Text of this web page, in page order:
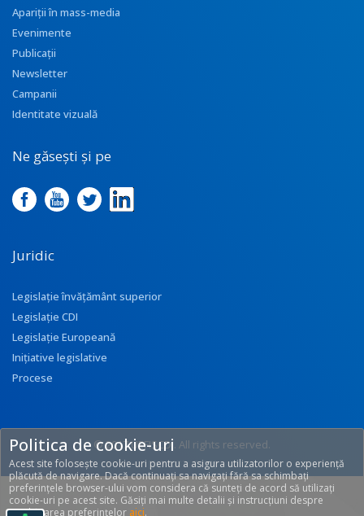
Apariţii în mass-media
Evenimente
Publicații
Newsletter
Campanii
Identitate vizuală
Ne găsești și pe
Juridic
Legislație învățământ superior
Legislație CDI
Legislație Europeană
Inițiative legislative
Procese
© 2017 UEFISCDI. All rights reserved.
[T: 0.3233, O: 92]
Politica de cookie-uri
Acest site folosește cookie-uri pentru a asigura utilizatorilor o experiență
plăcută de navigare. Dacă continuați sa navigați fără sa schimbați
preferințele browser-ului vom considera că sunteți de acord să utilizați
cookie-uri pe acest site. Găsiți mai multe detalii și instrucțiuni despre
modificarea preferințelor aici.